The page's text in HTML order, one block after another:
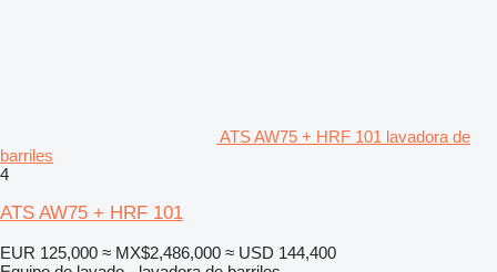
ATS AW75 + HRF 101 lavadora de
barriles
4
ATS AW75 + HRF 101
EUR 125,000 ≈ MX$2,486,000 ≈ USD 144,400